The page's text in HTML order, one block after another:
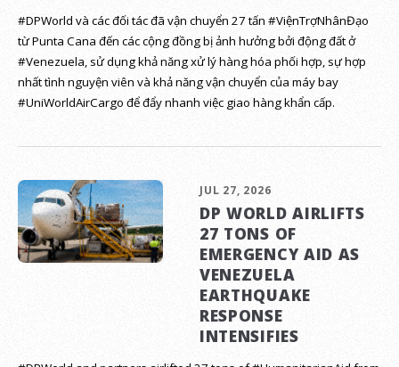
#DPWorld và các đối tác đã vận chuyển 27 tấn #ViệnTrợNhânĐạo
từ Punta Cana đến các cộng đồng bị ảnh hưởng bởi động đất ở
#Venezuela, sử dụng khả năng xử lý hàng hóa phối hợp, sự hợp
nhất tình nguyện viên và khả năng vận chuyển của máy bay
#UniWorldAirCargo để đẩy nhanh việc giao hàng khẩn cấp.
JUL 27, 2026
DP WORLD AIRLIFTS
27 TONS OF
EMERGENCY AID AS
VENEZUELA
EARTHQUAKE
RESPONSE
INTENSIFIES